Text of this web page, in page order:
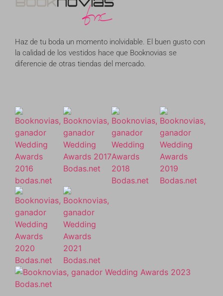
Haz de tu boda un momento inolvidable. El buen gusto con
la calidad de los vestidos hace que Booknovias se
diferencie de otras tiendas del mercado.